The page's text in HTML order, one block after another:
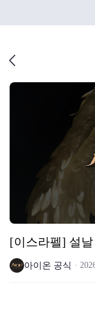
[이스라펠] 설
아이온 공식